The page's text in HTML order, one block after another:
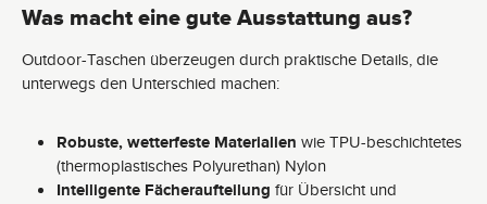
Was macht eine gute Ausstattung aus?
Outdoor-Taschen überzeugen durch praktische Details, die
unterwegs den Unterschied machen:
Robuste, wetterfeste Materialien wie TPU-beschichtetes
(thermoplastisches Polyurethan) Nylon
Intelligente Fächeraufteilung für Übersicht und